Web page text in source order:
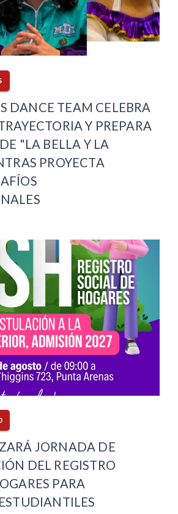
DANCE TEAM CELEBRA
Y PREPARA
"LA BELLA Y LA
PROYECTA
JORNADA DE
DEL REGISTRO
PARA